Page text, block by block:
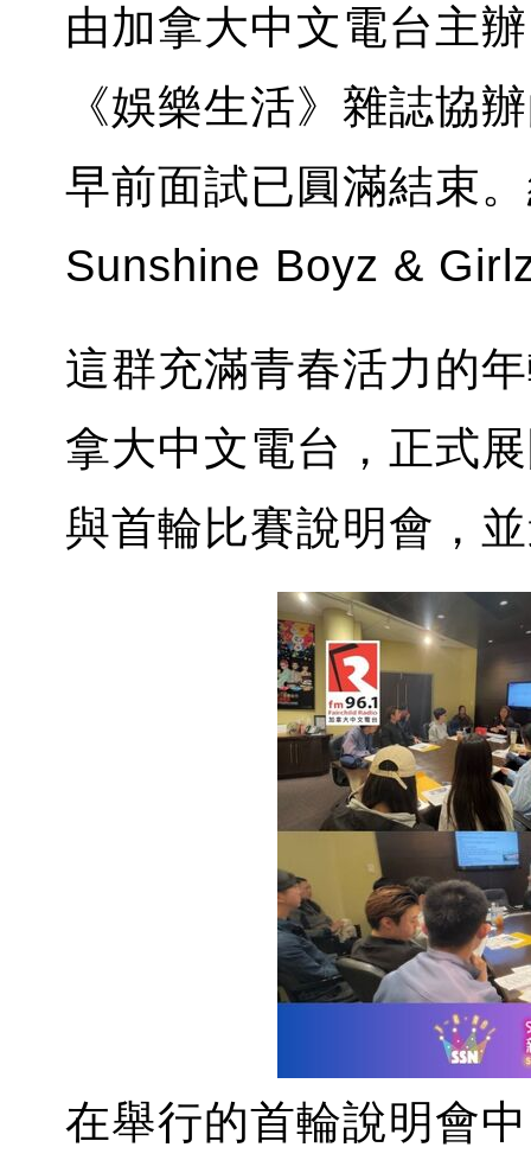
由加拿大中文電台主
《娛樂生活》雜誌協
早前面試已圓滿結束
Sunshine Boyz &
這群充滿青春活力的
拿大中文電台，正式
與首輪比賽說明會，
在舉行的首輪說明會